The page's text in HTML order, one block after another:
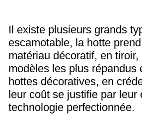
Il existe plusieurs grands
escamotable, la hotte
matériau décoratif, en
modèles les plus
hottes décoratives, en
leur coût se justifie par
technologie perfectionnée.